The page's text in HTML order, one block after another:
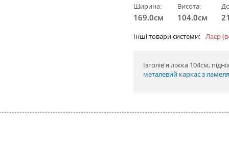
Ширина:
169.0см
Висота:
104.0см
Інші товари системи: Лаєр
Ізголів'я ліжка 104см;
металевий каркас з